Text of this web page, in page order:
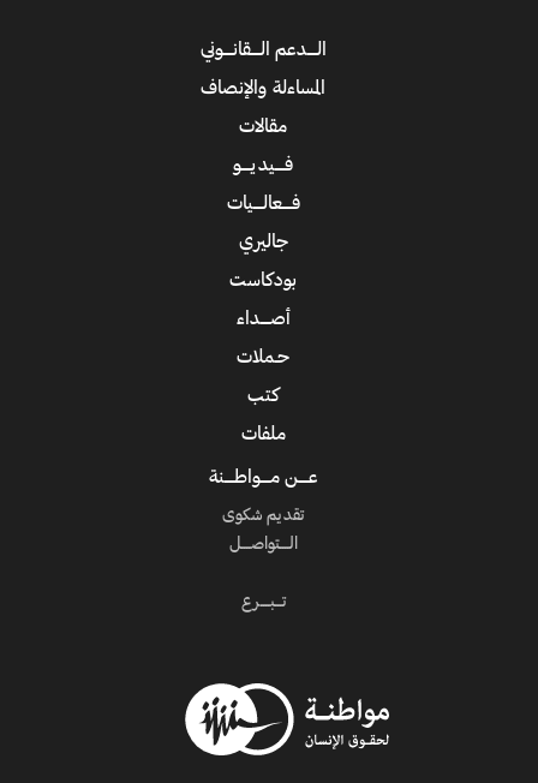
الــــدعم الــــقانــــوني
المساءلة والإنصاف
مقالات
فــــيديــــو
فــــعالــــيات
جاليري
بودكاست
أصــــداء
حـملات
كتب
ملفات
عــــن مــــواطــــنة
تقديم شكوى
الــــتواصــــل
تـــبــــرع